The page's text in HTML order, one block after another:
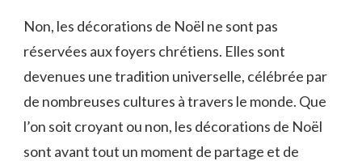
Non, les décorations de Noël ne sont pas
réservées aux foyers chrétiens. Elles sont
devenues une tradition universelle, célébrée par
de nombreuses cultures à travers le monde. Que
l’on soit croyant ou non, les décorations de Noël
sont avant tout un moment de partage et de